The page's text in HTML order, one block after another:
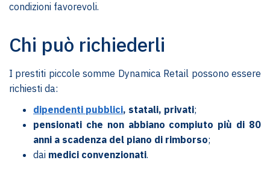
condizioni favorevoli.
Chi può richiederli
I prestiti piccole somme Dynamica Retail possono essere
richiesti da:
dipendenti pubblici, statali, privati;
pensionati che non abbiano compiuto più di 80
anni a scadenza del piano di rimborso;
dai medici convenzionati.